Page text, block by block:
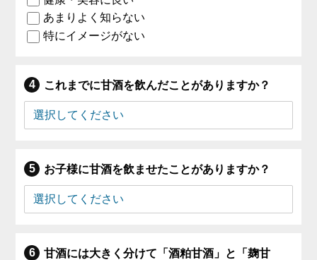
あまりよく知らない
特にイメージがない
これまでに甘酒を飲んだことがありますか？
お子様に甘酒を飲ませたことがありますか？
甘酒には大きく分けて「酒粕甘酒」と「麹甘